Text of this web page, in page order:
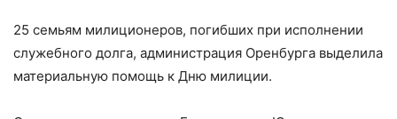
25 семьям милиционеров, погибших при исполнении
служебного долга, администрация Оренбурга выделила
материальную помощь к Дню милиции.